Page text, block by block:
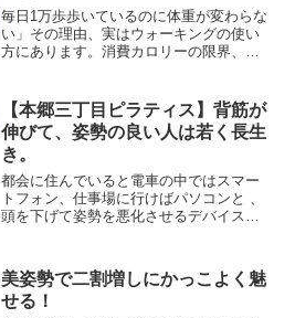
毎日1万歩歩いているのに体重が変わらな
い」その理由、実はウォーキングの使い
方にあります。消費カロリーの限界、
養士が論文をもとにわかりやすく解説し
ます。
【本郷三丁目ピラティス】背筋が
伸びて、姿勢の良い人は若く長生
き。
都会に住んでいると電車の中ではスマー
トフォン、仕事場に行けばパソコンと 、
頭を下げて姿勢を悪化させるデバイスに
クになり、気が付けば頭が垂れ下がった
ご老人になっている。
美姿勢で二割増しにかっこよく魅
せる！